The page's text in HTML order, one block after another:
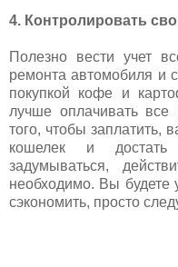
4. Контролировать
Полезно вести учет
ремонта автомобиля и
покупкой кофе и
лучше оплачивать
того, чтобы заплатить,
кошелек и
задумываться,
необходимо. Вы будете
сэкономить, просто